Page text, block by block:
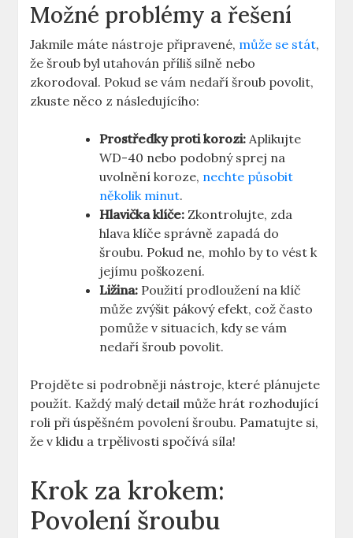
Možné problémy‌ a řešení
Jakmile máte nástroje připravené, může se stát,
že šroub byl utahován příliš silně ⁣nebo
zkorodoval.⁢ Pokud ⁤se vám​ nedaří šroub povolit,
zkuste něco z následujícího:
Prostředky ‍proti korozi: Aplikujte
WD-40 nebo podobný sprej na
uvolnění ‌koroze, nechte působit
několik minut.
Hlavička klíče: Zkontrolujte, zda
hlava klíče správně zapadá do
‍šroubu. Pokud ne, ⁢mohlo by to ⁢vést k
jejímu poškození.
Ližina: Použití prodloužení na klíč
může zvýšit pákový efekt, což často
pomůže v⁢ situacích, kdy se⁤ vám
nedaří šroub ​povolit.
Projděte si⁣ podrobněji nástroje, které plánujete
použít.‍ Každý malý detail⁢ může hrát rozhodující
roli při úspěšném povolení šroubu. ​Pamatujte si,
že v klidu a trpělivosti spočívá síla!
Krok za krokem:
Povolení⁤ šroubu